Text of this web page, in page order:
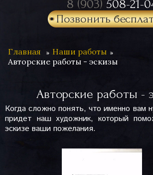
8 (903) 508-21-
Позвонить
Главная
Наши работы
Авторские работы - эскизы
Авторские работы -
Когда сложно понять, что именно вам
придет наш художник, который
эскизе ваши пожелания.